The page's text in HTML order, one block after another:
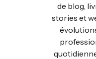
de blog,
stories et